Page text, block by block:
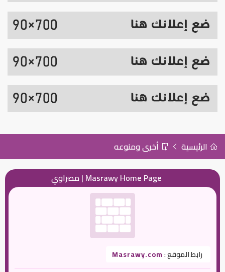
الرئيسية أخرى ومنوعه
رابط الموقع :Masrawy.com